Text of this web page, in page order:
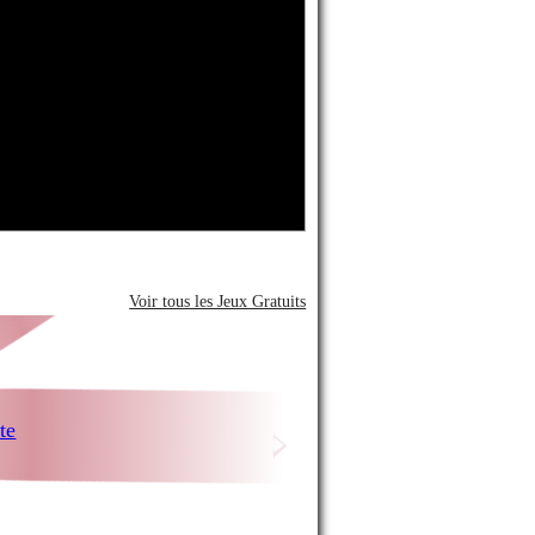
Voir tous les Jeux Gratuits